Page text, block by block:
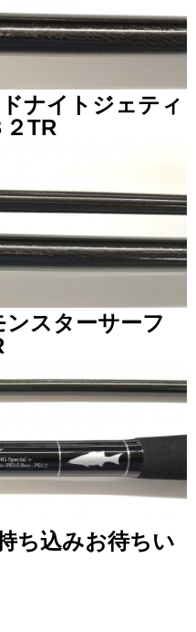
ナイトジェティ
TR
スターサーフ
ち込みお待ちい